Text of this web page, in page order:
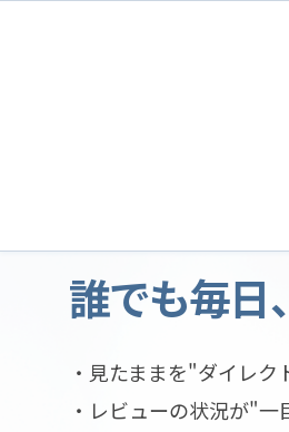
誰でも毎日
見たままを"ダイレク
レビューの状況が"一